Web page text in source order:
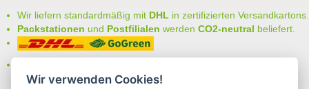
Wir liefern standardmäßig mit DHL in zertifizierten Versandkartons.
Packstationen und Postfilialen werden CO2-neutral beliefert.
auswählen:
Wir verwenden Cookies!